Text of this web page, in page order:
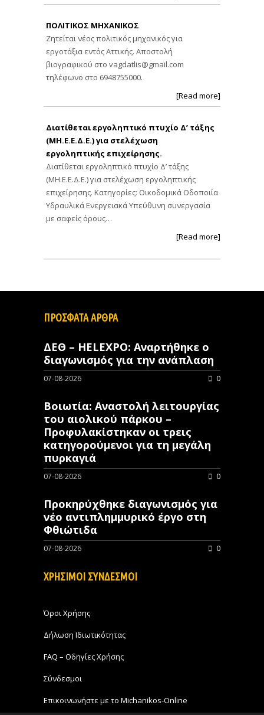
ΠΟΛΙΤΙΚΟΣ ΜΗΧΑΝΙΚΟΣ
Ζητείται νέος πολιτικός μηχανικός για
εργοτάξια εντός Αττικής. Αποστολή
βιογραφικού στο vagdatlis@gmail.com
τηλέφωνο στο 6948755000.
[Read more]
Διατίθεται εργοληπτικό πτυχίο Δ’ τάξης
(ΜΗ.Ε.Ε.Δ.Ε.) για στελέχωση
εργοληπτικής επιχείρησης.
Διατίθεται εργοληπτικό πτυχίο Δ’ τάξης
(ΜΗ.Ε.Ε.Δ.Ε.) για στελέχωση εργοληπτικής
επιχείρησης. Κατηγορίες: Οικοδομικά Οδοποιία
Υδραυλικά Ενεργειακά Υπεύθυνη συνεργασία
με σαφείς όρους…
[Read more]
ΠΡΟΣΦΑΤΑ ΑΡΘΡΑ
ΔΕΘ – HELEXPO: Αναρτήθηκε ο
διαγωνισμός για την ανάπλαση
07-08-2026 0
Βοιωτία: Αναστολή λειτουργίας
του αιολικού πάρκου –
Προφυλακίστηκαν οι τρεις
κατηγορούμενοι για τη μεγάλη
πυρκαγιά
07-08-2026 0
Προκηρύχθηκε διαγωνισμός για
νέo αντιπλημμυρικό έργο στη
Φθιώτιδα
07-08-2026 0
ΧΡΗΣΙΜΟΙ ΣΥΝΔΕΣΜΟΙ
Όροι Χρήσης
Δήλωση Ιδιωτικότητας
FAQ – Οδηγίες Χρήσης
Σύνδεσμοι
Επικοινωνήστε με το Michanikos-Online